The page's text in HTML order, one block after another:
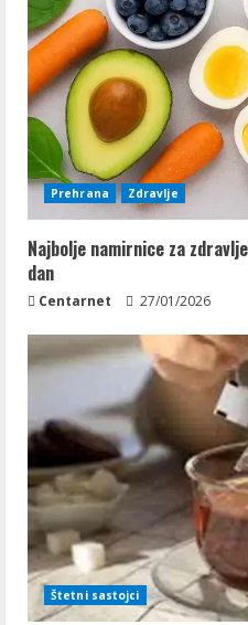
Prehrana Zdravlje
Najbolje namirnice za
dan
Centarnet 27/01/2026
Štetni sastojci